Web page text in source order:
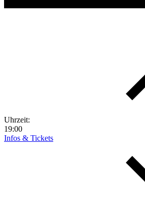
Uhrzeit:
19:00
Infos & Tickets